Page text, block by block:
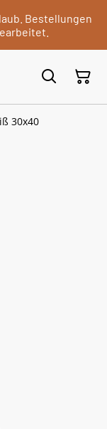
Bestellungen
30x40